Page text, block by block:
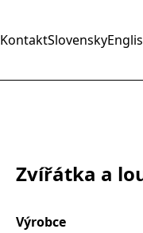
KontaktSlovensky
Zvířátka a
Výrobce